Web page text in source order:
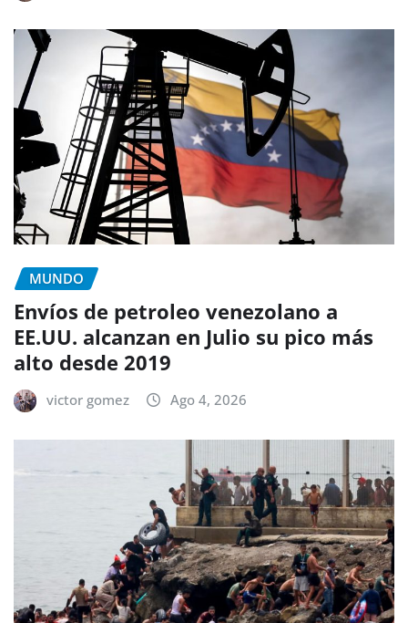
MUNDO
Envíos de petroleo venezolano a
EE.UU. alcanzan en Julio su pico más
alto desde 2019
victor gomez Ago 4, 2026